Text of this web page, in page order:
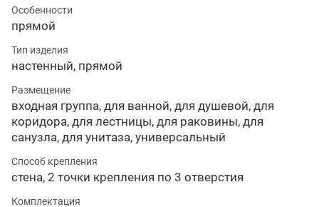
Особенности
прямой
Тип изделия
настенный, прямой
Размещение
входная группа, для ванной, для душевой, для
коридора, для лестницы, для раковины, для
санузла, для унитаза, универсальный
Способ крепления
стена, 2 точки крепления по 3 отверстия
Комплектация